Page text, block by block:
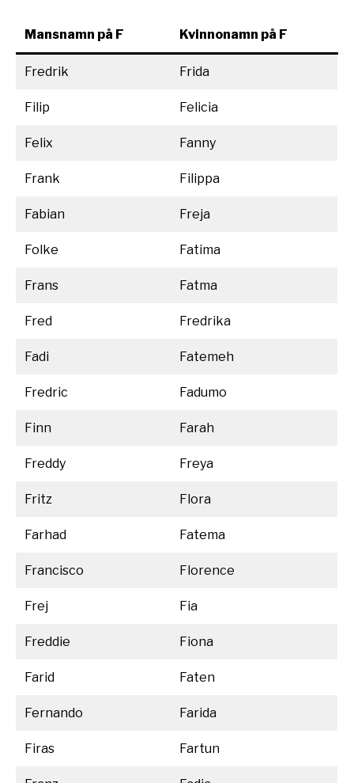
Mansnamn på F Kvinnonamn på F
Fredrik Frida
Filip Felicia
Felix Fanny
Frank Filippa
Fabian Freja
Folke Fatima
Frans Fatma
Fred Fredrika
Fadi Fatemeh
Fredric Fadumo
Finn Farah
Freddy Freya
Fritz Flora
Farhad Fatema
Francisco Florence
Frej Fia
Freddie Fiona
Farid Faten
Fernando Farida
Firas Fartun